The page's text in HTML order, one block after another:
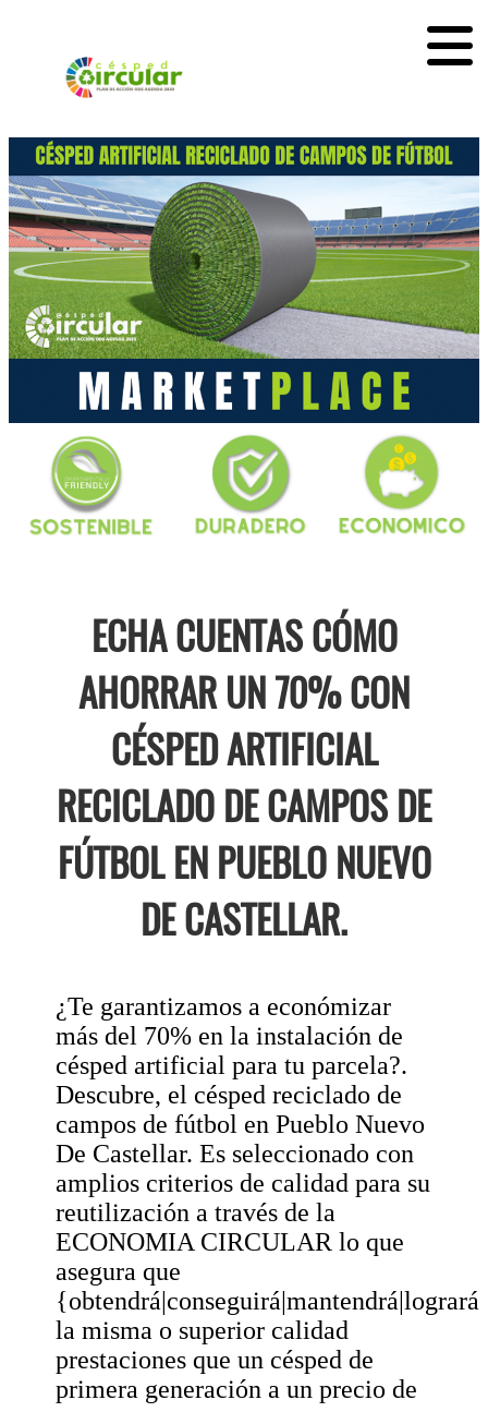
ECHA CUENTAS CÓMO
AHORRAR UN 70% CON
CÉSPED ARTIFICIAL
RECICLADO DE CAMPOS DE
FÚTBOL EN PUEBLO NUEVO
DE CASTELLAR.
¿Te garantizamos a económizar
más del 70% en la instalación de
césped artificial para tu parcela?.
Descubre, el césped reciclado de
campos de fútbol en Pueblo Nuevo
De Castellar. Es seleccionado con
amplios criterios de calidad para su
reutilización a través de la
ECONOMIA CIRCULAR lo que
asegura que
{obtendrá|conseguirá|mantendrá|logrará
la misma o superior calidad
prestaciones que un césped de
primera generación a un precio de